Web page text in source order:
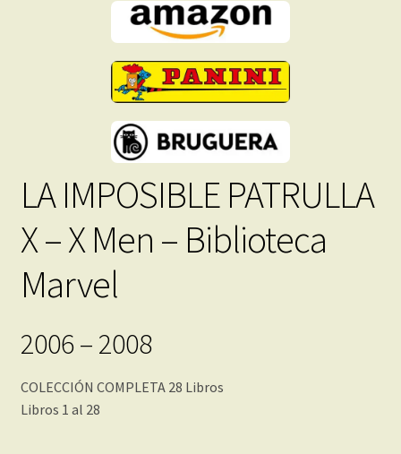
LA IMPOSIBLE PATRULLA
X – X Men – Biblioteca
Marvel
2006 – 2008
COLECCIÓN COMPLETA 28 Libros
Libros 1 al 28